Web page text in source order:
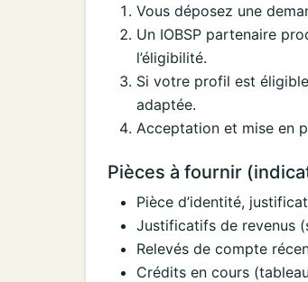
Vous déposez une
Un IOBSP partenaire
l’éligibilité.
Si votre profil est
adaptée.
Acceptation et mise en
Pièces à fournir
Pièce d’identité,
Justificatifs de revenus
Relevés de compte
Crédits en cours